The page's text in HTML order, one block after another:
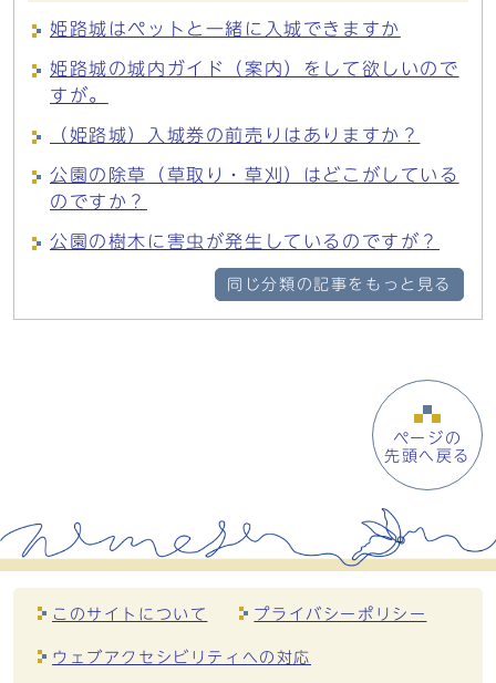
姫路城はペットと一緒に入城できますか
姫路城の城内ガイド（案内）をして欲しいので
すが。
（姫路城）入城券の前売りはありますか？
公園の除草（草取り・草刈）はどこがしている
のですか？
公園の樹木に害虫が発生しているのですが？
同じ分類の記事をもっと見る
ページの
先頭へ戻る
このサイトについて プライバシーポリシー
ウェブアクセシビリティへの対応